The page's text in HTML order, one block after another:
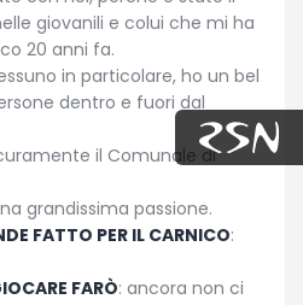
giovanili e colui che mi ha
20 anni fa.
in particolare, ho un bel
dentro e fuori dal
il Comunale di
grandissima passione.
FATTO PER IL CARNICO:
FARÒ: ancora non ci